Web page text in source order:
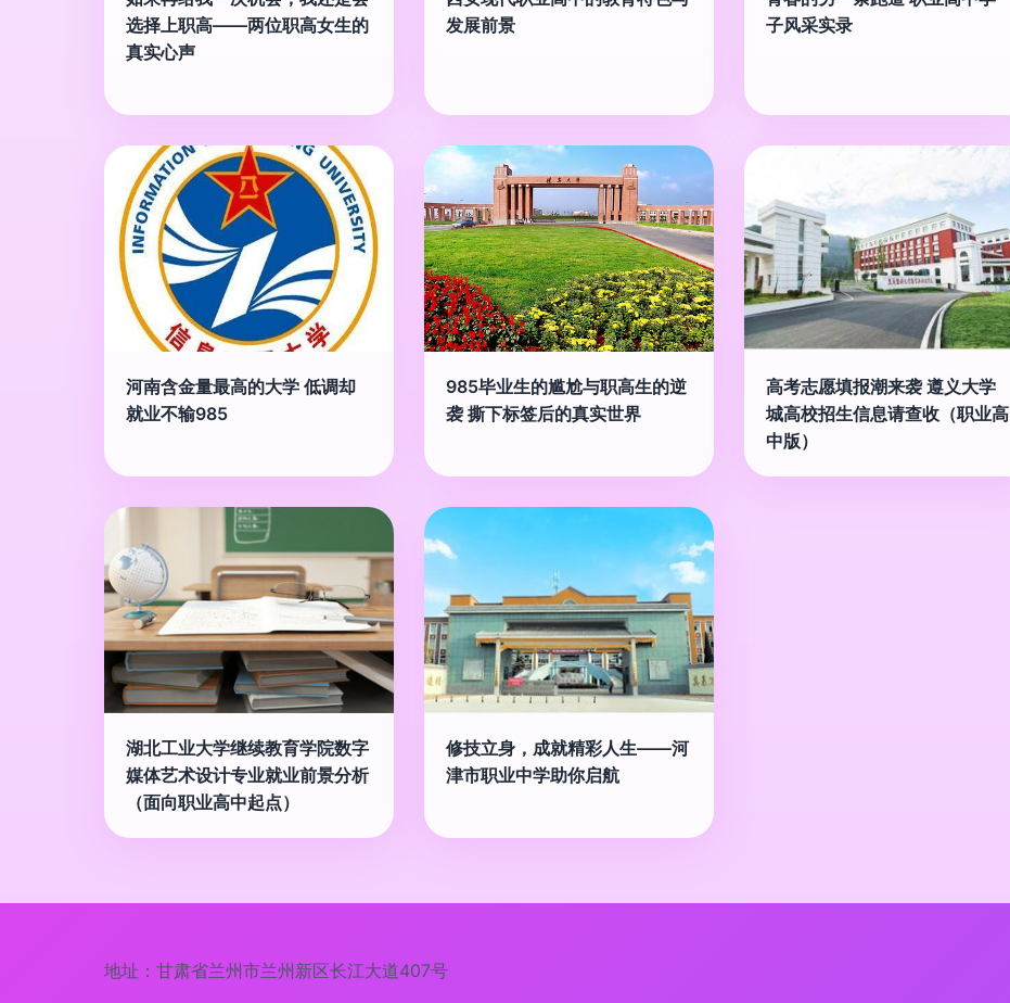
选择上职高——两位职高女生的
真实心声
发展前景
子风采实录
河南含金量最高的大学 低调却
就业不输985
985毕业生的尴尬与职高生的逆
袭 撕下标签后的真实世界
高考志愿填报潮来袭 遵义大学
城高校招生信息请查收（职业高
中版）
湖北工业大学继续教育学院数字
媒体艺术设计专业就业前景分析
（面向职业高中起点）
修技立身，成就精彩人生——河
津市职业中学助你启航
地址：甘肃省兰州市兰州新区长江大道407号